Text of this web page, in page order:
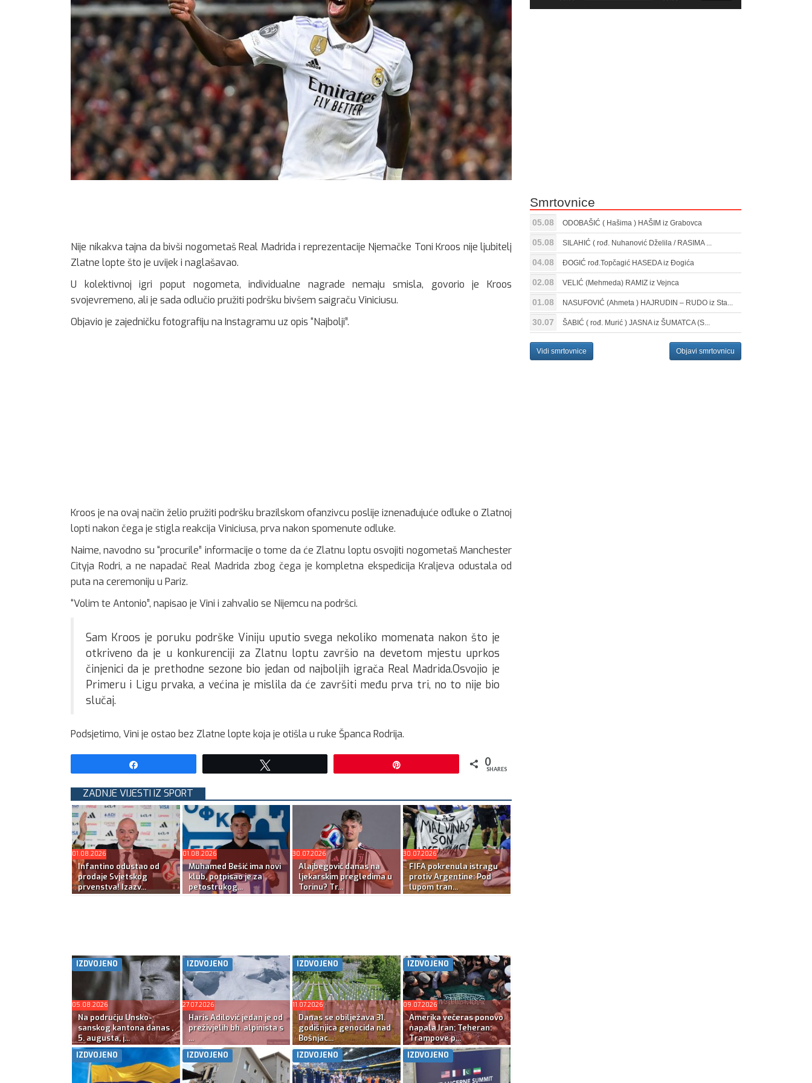
Nije nikakva tajna da bivši nogometaš Real Madrida i reprezentacije Njemačke Toni Kroos nije ljubitelj
Zlatne lopte što je uvijek i naglašavao.
U kolektivnoj igri poput nogometa, individualne nagrade nemaju smisla, govorio je Kroos
svojevremeno, ali je sada odlučio pružiti podršku bivšem saigraču Viniciusu.
Objavio je zajedničku fotografiju na Instagramu uz opis “Najbolji”.
Kroos je na ovaj način želio pružiti podršku brazilskom ofanzivcu poslije iznenađujuće odluke o Zlatnoj
lopti nakon čega je stigla reakcija Viniciusa, prva nakon spomenute odluke.
Naime, navodno su “procurile” informacije o tome da će Zlatnu loptu osvojiti nogometaš Manchester
Cityja Rodri, a ne napadač Real Madrida zbog čega je kompletna ekspedicija Kraljeva odustala od
puta na ceremoniju u Pariz.
“Volim te Antonio”, napisao je Vini i zahvalio se Nijemcu na podršci.
Sam Kroos je poruku podrške Viniju uputio svega nekoliko momenata nakon što je
otkriveno da je u konkurenciji za Zlatnu loptu završio na devetom mjestu uprkos
činjenici da je prethodne sezone bio jedan od najboljih igrača Real Madrida.Osvojio je
Primeru i Ligu prvaka, a većina je mislila da će završiti među prva tri, no to nije bio
slučaj.
Podsjetimo, Vini je ostao bez Zlatne lopte koja je otišla u ruke Španca Rodrija.
0
SHARES
ZADNJE VIJESTI IZ SPORT
01.08.2026
Infantino odustao od
prodaje Svjetskog
prvenstva! Izazv...
01.08.2026
Muhamed Bešić ima novi
klub, potpisao je za
petostrukog...
30.07.2026
Alajbegović danas na
ljekarskim pregledima u
Torinu? Tr...
30.07.2026
FIFA pokrenula istragu
protiv Argentine: Pod
lupom tran...
IZDVOJENO
05.08.2026
Na području Unsko-
sanskog kantona danas ,
5. augusta, j...
IZDVOJENO
27.07.2026
Haris Adilović jedan je od
preživjelih bh. alpinista s
...
IZDVOJENO
11.07.2026
Danas se obilježava 31.
godišnjica genocida nad
Bošnjac...
IZDVOJENO
09.07.2026
Amerika večeras ponovo
napala Iran; Teheran:
Trampove p...
IZDVOJENO IZDVOJENO IZDVOJENO IZDVOJENO
Gore/Dole
Smrtovnice
05.08 ODOBAŠIĆ ( Hašima ) HAŠIM iz Grabovca
05.08 SILAHIĆ ( rođ. Nuhanović Dželila / RASIMA ...
04.08 ĐOGIĆ rođ.Topčagić HASEDA iz Đogića
02.08 VELIĆ (Mehmeda) RAMIZ iz Vejnca
01.08 NASUFOVIĆ (Ahmeta ) HAJRUDIN – RUDO iz Sta...
30.07 ŠABIĆ ( rođ. Murić ) JASNA iz ŠUMATCA (S...
Vidi smrtovnice Objavi smrtovnicu